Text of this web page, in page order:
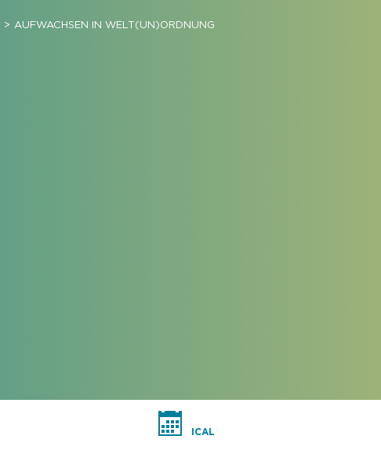
AUFWACHSEN IN WELT(UN)ORDNUNG
ICAL